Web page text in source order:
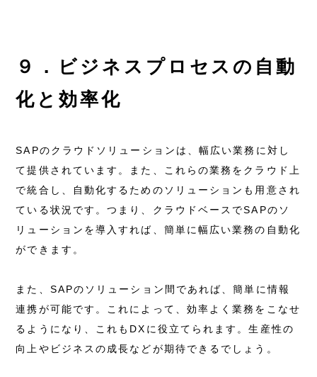
９．ビジネスプロセスの自動
化と効率化
SAPのクラウドソリューションは、幅広い業務に対し
て提供されています。また、これらの業務をクラウド上
で統合し、自動化するためのソリューションも用意され
ている状況です。つまり、クラウドベースでSAPのソ
リューションを導入すれば、簡単に幅広い業務の自動化
ができます。
また、SAPのソリューション間であれば、簡単に情報
連携が可能です。これによって、効率よく業務をこなせ
るようになり、これもDXに役立てられます。生産性の
向上やビジネスの成長などが期待できるでしょう。